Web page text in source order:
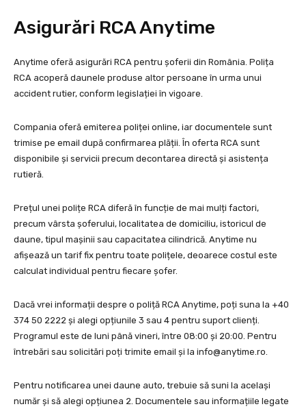
Asigurări RCA Anytime
Anytime oferă asigurări RCA pentru șoferii din România. Polița
RCA acoperă daunele produse altor persoane în urma unui
accident rutier, conform legislației în vigoare.
Compania oferă emiterea poliței online, iar documentele sunt
trimise pe email după confirmarea plății. În oferta RCA sunt
disponibile și servicii precum decontarea directă și asistența
rutieră.
Prețul unei polițe RCA diferă în funcție de mai mulți factori,
precum vârsta șoferului, localitatea de domiciliu, istoricul de
daune, tipul mașinii sau capacitatea cilindrică. Anytime nu
afișează un tarif fix pentru toate polițele, deoarece costul este
calculat individual pentru fiecare șofer.
Dacă vrei informații despre o poliță RCA Anytime, poți suna la +40
374 50 2222 și alegi opțiunile 3 sau 4 pentru suport clienți.
Programul este de luni până vineri, între 08:00 și 20:00. Pentru
întrebări sau solicitări poți trimite email și la info@anytime.ro.
Pentru notificarea unei daune auto, trebuie să suni la același
număr și să alegi opțiunea 2. Documentele sau informațiile legate